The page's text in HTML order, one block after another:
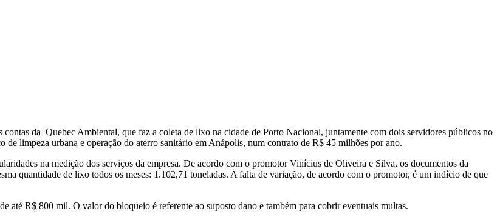
da Quebec Ambiental, que faz a coleta de lixo na cidade de Porto Nacional, juntamente com dois servidores públicos no
limpeza urbana e operação do aterro sanitário em Anápolis, num contrato de R$ 45 milhões por ano.
na medição dos serviços da empresa. De acordo com o promotor Vinícius de Oliveira e Silva, os documentos da
quantidade de lixo todos os meses: 1.102,71 toneladas. A falta de variação, de acordo com o promotor, é um indício de que
até R$ 800 mil. O valor do bloqueio é referente ao suposto dano e também para cobrir eventuais multas.